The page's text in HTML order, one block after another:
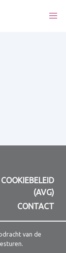
(AVG)
CONTACT
van de